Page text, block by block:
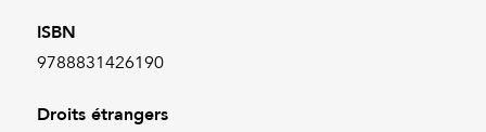
ISBN
9788831426190
Droits étrangers